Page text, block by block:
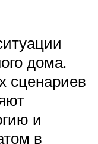
дома.
сценариев
и
в